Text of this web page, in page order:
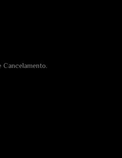
Cancelamento.